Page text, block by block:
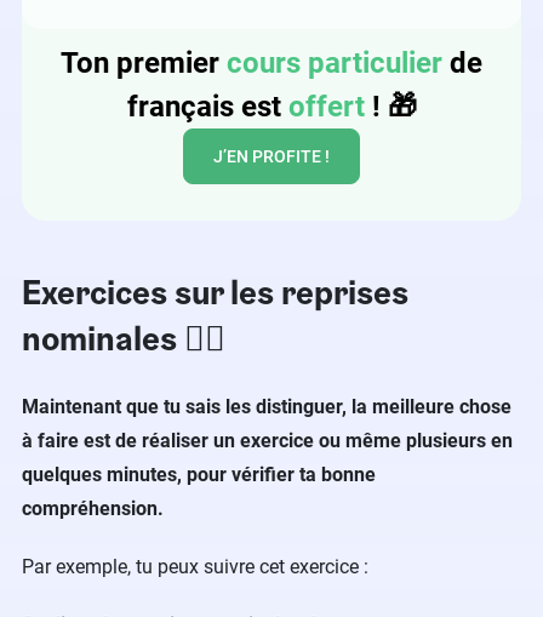
Ton premier cours particulier de
français est offert! 🎁
J’EN PROFITE !
Exercices sur les reprises
nominales ✍🏻
Maintenant que tu sais les distinguer, la meilleure chose
à faire est de réaliser un exercice ou même plusieurs en
quelques minutes, pour vérifier ta bonne
compréhension.
Par exemple, tu peux suivre cet exercice :